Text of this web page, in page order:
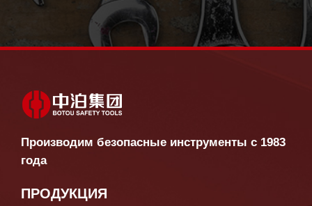
Производим безопасные инструменты с 1983
года
ПРОДУКЦИЯ